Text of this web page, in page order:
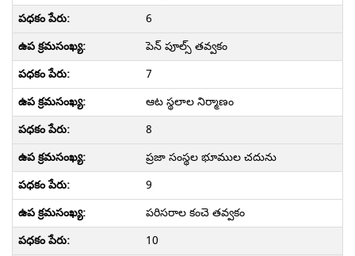
6
పెన్ పూల్స్ తవ్వకం
7
ఆట స్థలాల నిర్మాణం
8
ప్రజా సంస్థల భూముల చదును
9
పరిసరాల కంచె తవ్వకం
10